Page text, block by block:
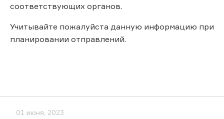
соответствующих органов.
Учитывайте пожалуйста данную информацию при
планировании отправлений.
01 июня, 2023